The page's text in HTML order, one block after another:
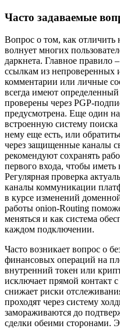
Часто задаваемые
Вопрос о том, как отличить
волнует многих
даркнета. Главное правило
ссылкам из непроверенных
комментарии или личные
всегда имеют
проверены через PGP-
предусмотрена. Еще один
встроенную систему
нему еще есть, или
через защищенные каналы
рекомендуют сохранять
первого входа, чтобы
Регулярная проверка
каналы коммуникации
в курсе изменений
работы onion-Routing
меняться и как система
каждом подключении.
Часто возникает вопрос о
финансовых операций на
внутренний токен или
исключает прямой контакт
снижает риски
проходят через систему
замораживаются до
сделки обеими сторонами.